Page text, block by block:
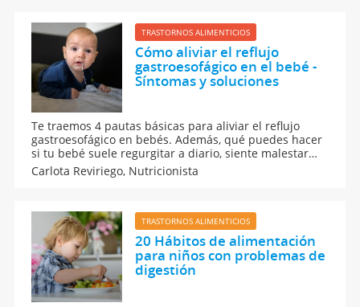
TRASTORNOS ALIMENTICIOS
Cómo aliviar el reflujo
gastroesofágico en el bebé -
Síntomas y soluciones
Te traemos 4 pautas básicas para aliviar el reflujo
gastroesofágico en bebés. Además, qué puedes hacer
si tu bebé suele regurgitar a diario, siente malestar
tras las tomas o rechaza el pecho. Medidas caseras
para tratar este trastorno relativamente frecuencia en
Carlota Reviriego, Nutricionista
TRASTORNOS ALIMENTICIOS
20 Hábitos de alimentación
para niños con problemas de
digestión